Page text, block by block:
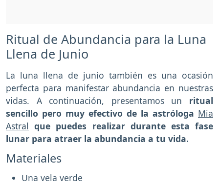
Ritual de Abundancia para la Luna
Llena de Junio
La luna llena de junio también es una ocasión
perfecta para manifestar abundancia en nuestras
vidas. A continuación, presentamos un ritual
sencillo pero muy efectivo de la astróloga Mia
Astral que puedes realizar durante esta fase
lunar para atraer la abundancia a tu vida.
Materiales
Una vela verde